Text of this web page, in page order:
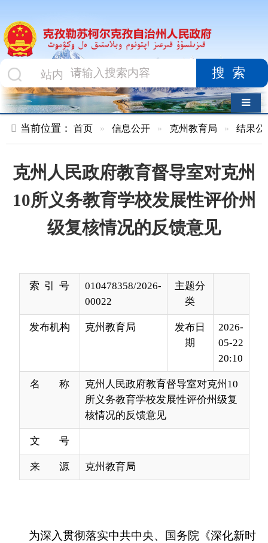
搜索
当前位置： 首页 信息公开 » 克州教育局 » 结果公示 正文
克州人民政府教育督导室对克州
10所义务教育学校发展性评价州
级复核情况的反馈意见
索 引 号 010478358/2026- 主题分
发布机构 克州教育局 发布日
期
2026-
05-22
20:10
名 称 克州人民政府教育督导室对克州10
所义务教育学校发展性评价州级复
来 源 克州教育局
为深入贯彻落实中共中央、国务院《深化新时
代教育评价改革总体方案》精神，严格对标教育部